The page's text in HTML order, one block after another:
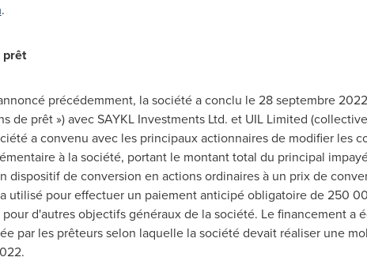
.
prêt
précédemment, la société a conclu le 28 septembre
de prêt ») avec SAYKL Investments Ltd. et UIL Limited
a convenu avec les principaux actionnaires de modifier les
à la société, portant le montant total du principal
dispositif de conversion en actions ordinaires à un prix de
utilisé pour effectuer un paiement anticipé obligatoire de 250
d'autres objectifs généraux de la société. Le financement a
par les prêteurs selon laquelle la société devait réaliser une